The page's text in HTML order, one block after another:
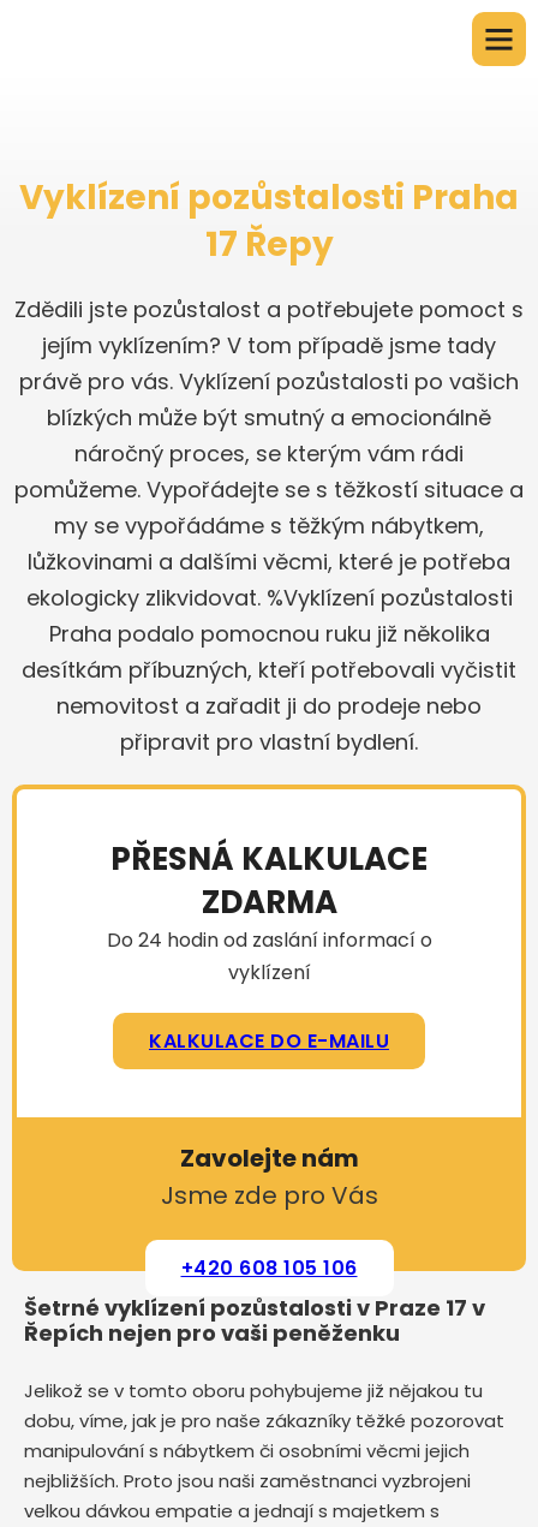
Vyklízení pozůstalosti Praha
17 Řepy
Zdědili jste pozůstalost a potřebujete pomoct s
jejím vyklízením? V tom případě jsme tady
právě pro vás. Vyklízení pozůstalosti po vašich
blízkých může být smutný a emocionálně
náročný proces, se kterým vám rádi
pomůžeme. Vypořádejte se s těžkostí situace a
my se vypořádáme s těžkým nábytkem,
lůžkovinami a dalšími věcmi, které je potřeba
ekologicky zlikvidovat. %Vyklízení pozůstalosti
Praha podalo pomocnou ruku již několika
desítkám příbuzných, kteří potřebovali vyčistit
nemovitost a zařadit ji do prodeje nebo
připravit pro vlastní bydlení.
PŘESNÁ KALKULACE
ZDARMA
Do 24 hodin od zaslání informací o
vyklízení
KALKULACE DO E-MAILU
Zavolejte nám
Jsme zde pro Vás
+420 608 105 106
Šetrné vyklízení pozůstalosti v Praze 17 v
Řepích nejen pro vaši peněženku
Jelikož se v tomto oboru pohybujeme již nějakou tu
dobu, víme, jak je pro naše zákazníky těžké pozorovat
manipulování s nábytkem či osobními věcmi jejich
nejbližších. Proto jsou naši zaměstnanci vyzbrojeni
velkou dávkou empatie a jednají s majetkem s